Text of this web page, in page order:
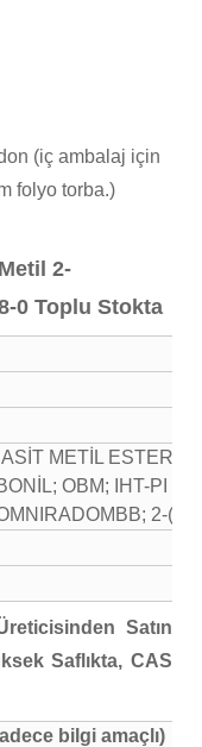
(iç ambalaj için
folyo torba.)
2-
0 Toplu Stokta
METİL ESTER;
OBM; IHT-PI
2-
Satın
Saflıkta, CAS
bilgi amaçlı)